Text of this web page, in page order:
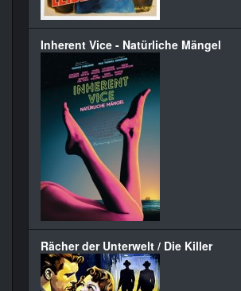
Inherent Vice - Natürliche Mängel
Rächer der Unterwelt / Die Killer